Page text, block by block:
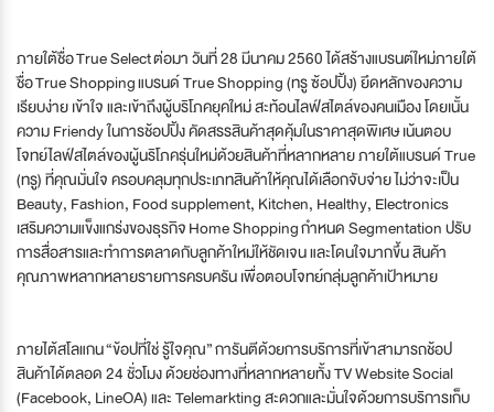
ภายใต้ชื่อ True Select ต่อมา วันที่ 28 มีนาคม 2560 ได้สร้างแบรนต์ใหม่ภายใต้
ชื่อ True Shopping แบรนด์ True Shopping (ทรู ซ้อปปิ้ง) ยึดหลักของความ
เรียบง่าย เข้าใจ และเข้าถึงผู้บริโภคยุคใหม่ สะท้อนไลฟ์สไตล์ของคนเมือง โดยเนั้น
ความ Friendy ในการช้อปปิ้ง คัดสรรสินค้าสุดคุ้มในราคาสุดพิเศษ เน้นตอบ
โจทย์ไลฟ์สไตล์ของผู้นริโภครุ่นใหม่ด้วยสินค้าที่หลากหลาย ภายใต้แบรนด์ True
(ทรู) ที่คุณมั่นใจ ครอบคลุมทุกประเภทสินค้าให้คุณได้เลือกจับจ่าย ไม่ว่าจะเป็น
Beauty, Fashion, Food supplement, Kitchen, Healthy, Electronics
เสริมความแข็งแกร่งของธุรกิจ Home Shopping กำหนด Segmentation ปรับ
การสื่อสารและทำการตลาดกับลูกค้าใหม่ให้ชัดเจน และโดนใจมากขึ้น สินค้า
คุณภาพหลากหลายรายการครบครัน เพื่อตอบโจทย์กลุ่มลูกค้าเป้าหมาย
ภายไต้สโลแกน “ข้อปที่ใช่ รู้ใจคุณ” การันตีด้วยการบริการที่เข้าสามารถช้อป
สินค้าได้ตลอด 24 ชั่วโมง ด้วยช่องทางที่หลากหลายทั้ง TV Website Social
(Facebook, LineOA) และ Telemarkting สะดวกและมั่นใจด้วยการบริการเก็บ